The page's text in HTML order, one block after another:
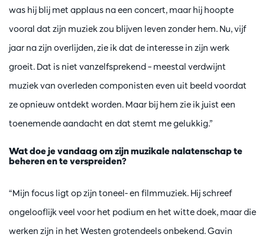
was hij blij met applaus na een concert, maar hij hoopte
vooral dat zijn muziek zou blijven leven zonder hem. Nu, vijf
jaar na zijn overlijden, zie ik dat de interesse in zijn werk
groeit. Dat is niet vanzelfsprekend – meestal verdwijnt
muziek van overleden componisten even uit beeld voordat
ze opnieuw ontdekt worden. Maar bij hem zie ik juist een
toenemende aandacht en dat stemt me gelukkig.”
Wat doe je vandaag om zijn muzikale nalatenschap te
beheren en te verspreiden?
“Mijn focus ligt op zijn toneel- en filmmuziek. Hij schreef
ongelooflijk veel voor het podium en het witte doek, maar die
werken zijn in het Westen grotendeels onbekend. Gavin